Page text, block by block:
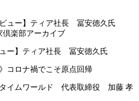
倶楽部アーカイブ
ュー】ティア社長 冨安徳久氏
コロナ禍でこそ原点回帰